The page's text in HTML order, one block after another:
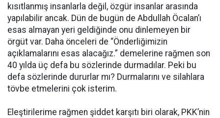
kısıtlanmış insanlarla değil, özgür insanlar arasında
yapılabilir ancak. Dün de bugün de Abdullah Öcalan’ı
esas almayan yeri geldiğinde onu dinlemeyen bir
örgüt var. Daha önceleri de “Önderliğimizin
açıklamalarını esas alacağız.” demelerine rağmen son
40 yılda üç defa bu sözlerinde durmadılar. Peki bu
defa sözlerinde dururlar mı? Durmalarını ve silahlara
tövbe etmelerini çok isterim.
Eleştirilerime rağmen şiddet karşıtı biri olarak, PKK’nin